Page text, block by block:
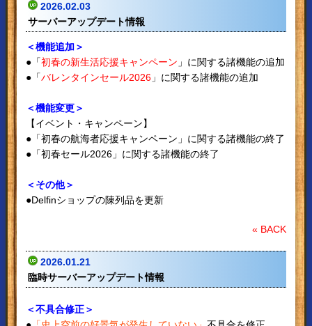
2026.02.03
サーバーアップデート情報
＜機能追加＞
●「初春の新生活応援キャンペーン 」に関する諸機能の追加
●「バレンタインセール2026」に関する諸機能の追加
＜機能変更＞
【イベント・キャンペーン】
●「初春の航海者応援キャンペーン」に関する諸機能の終了
●「初春セール2026」に関する諸機能の終了
＜その他＞
●Delfinショップの陳列品を更新
« BACK
2026.01.21
臨時サーバーアップデート情報
＜不具合修正＞